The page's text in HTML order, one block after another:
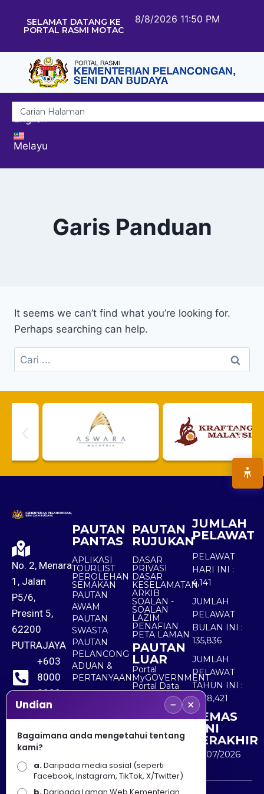
SELAMAT DATANG KE
PORTAL RASMI MOTAC
8/8/2026 11:50 PM
English
Melayu
Garis Panduan
It seems we can’t find what you’re looking for.
Perhaps searching can help.
No. 2, Menara
1, Jalan
P5/6,
Presint 5,
62200
PUTRAJAYA
+603
8000
8000
+603
8891
7100
PAUTAN
PANTAS
APLIKASI
TOURLIST
PEROLEHAN
SEMAKAN
PAUTAN
AWAM
PAUTAN
SWASTA
PAUTAN
PELANCONG
ADUAN &
PERTANYAAN
PAUTAN
RUJUKAN
DASAR
PRIVASI
DASAR
KESELAMATAN
ARKIB
SOALAN -
SOALAN
LAZIM
PENAFIAN
PETA LAMAN
PAUTAN
LUAR
Portal
MyGOVERNMENT
Portal Data
Sektor Awam
JUMLAH
PELAWAT
PELAWAT
HARI INI :
4,141
JUMLAH
PELAWAT
BULAN INI :
135,836
JUMLAH
PELAWAT
TAHUN INI :
5,538,421
KEMAS
KINI
TERAKHIR
30/07/2026
Undian − ×
Bagaimana anda mengetahui tentang
kami?
a.Daripada media sosial (seperti
Facebook, Instagram, TikTok, X/Twitter)